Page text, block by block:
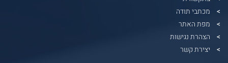
מכתבי תודה
מפת האתר
הצהרת נגישות
יצירת קשר